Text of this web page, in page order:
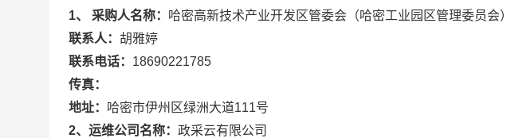
1、 采购人名称： 哈密高新技术产业开发区管委会（哈密工业园区管理委员会）
联系人： 胡雅婷
联系电话： 18690221785
传真：
地址： 哈密市伊州区绿洲大道111号
2、运维公司名称： 政采云有限公司